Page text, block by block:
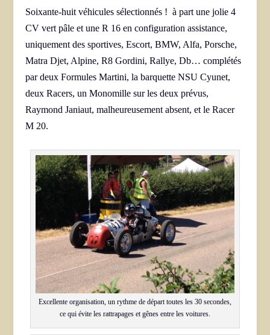
Soixante-huit véhicules sélectionnés ! à part une jolie 4
CV vert pâle et une R 16 en configuration assistance,
uniquement des sportives, Escort, BMW, Alfa, Porsche,
Matra Djet, Alpine, R8 Gordini, Rallye, Db… complétés
par deux Formules Martini, la barquette NSU Cyunet,
deux Racers, un Monomille sur les deux prévus,
Raymond Janiaut, malheureusement absent, et le Racer
M 20.
Excellente organisation, un rythme de départ toutes les 30 secondes,
ce qui évite les rattrapages et gênes entre les voitures.